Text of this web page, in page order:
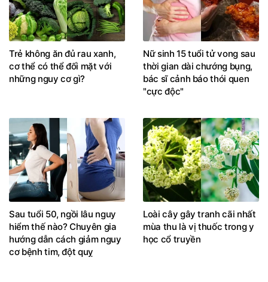
Trẻ không ăn đủ rau xanh,
cơ thể có thể đối mặt với
những nguy cơ gì?
Nữ sinh 15 tuổi tử vong sau
thời gian dài chướng bụng,
bác sĩ cảnh báo thói quen
"cực độc"
Sau tuổi 50, ngồi lâu nguy
hiểm thế nào? Chuyên gia
hướng dẫn cách giảm nguy
cơ bệnh tim, đột quỵ
Loài cây gây tranh cãi nhất
mùa thu là vị thuốc trong y
học cổ truyền